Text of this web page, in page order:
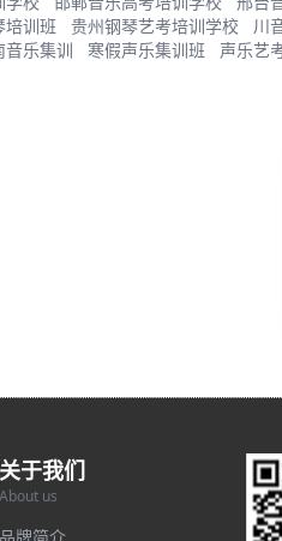
培训班 贵州钢琴艺考培训学校 川
音乐集训 寒假声乐集训班 声乐艺
关于我们
About us